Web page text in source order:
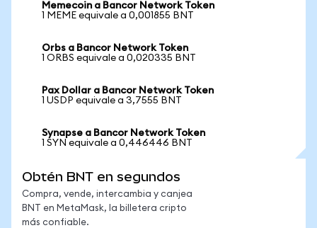
Memecoin a Bancor Network Token
1 MEME equivale a 0,001855 BNT
Orbs a Bancor Network Token
1 ORBS equivale a 0,020335 BNT
Pax Dollar a Bancor Network Token
1 USDP equivale a 3,7555 BNT
Synapse a Bancor Network Token
1 SYN equivale a 0,446446 BNT
Obtén BNT en segundos
Compra, vende, intercambia y canjea
BNT en MetaMask, la billetera cripto
más confiable.